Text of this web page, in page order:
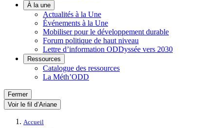
À la une
Actualités à la Une
Événements à la Une
Mobiliser pour le développement durable
Forum politique de haut niveau
Lettre d’information ODDyssée vers 2030
Ressources
Catalogue des ressources
La Méth’ODD
Fermer
Voir le fil d’Ariane
Accueil